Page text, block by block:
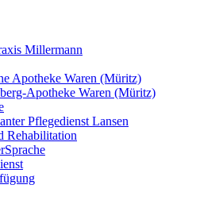
Millermann
Apotheke Waren (Müritz)
Apotheke Waren (Müritz)
Pflegedienst Lansen
Rehabilitation